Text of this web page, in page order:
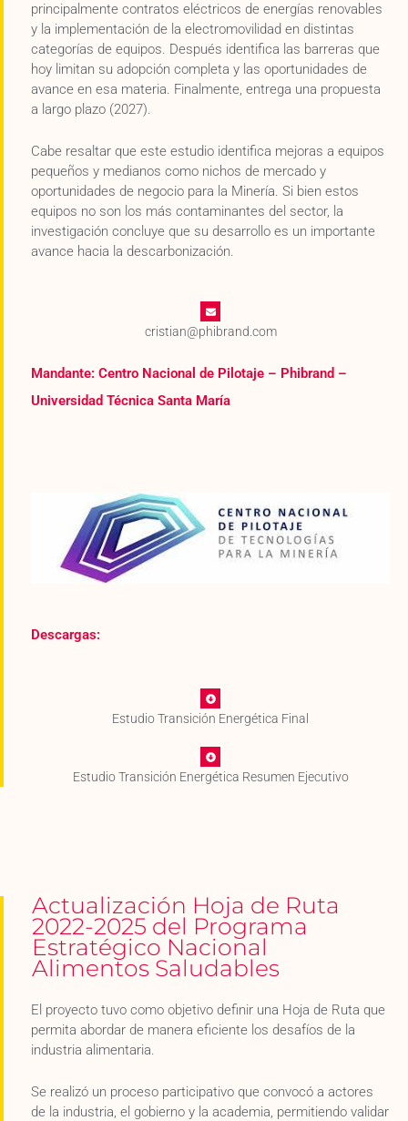
principalmente contratos eléctricos de energías renovables
y la implementación de la electromovilidad en distintas
categorías de equipos. Después identifica las barreras que
hoy limitan su adopción completa y las oportunidades de
avance en esa materia. Finalmente, entrega una propuesta
a largo plazo (2027).
Cabe resaltar que este estudio identifica mejoras a equipos
pequeños y medianos como nichos de mercado y
oportunidades de negocio para la Minería. Si bien estos
equipos no son los más contaminantes del sector, la
investigación concluye que su desarrollo es un importante
avance hacia la descarbonización.
cristian@phibrand.com
Mandante: Centro Nacional de Pilotaje – Phibrand –
Universidad Técnica Santa María
Descargas:
Estudio Transición Energética Final
Estudio Transición Energética Resumen Ejecutivo
Actualización Hoja de Ruta
2022-2025 del Programa
Estratégico Nacional
Alimentos Saludables
El proyecto tuvo como objetivo definir una Hoja de Ruta que
permita abordar de manera eficiente los desafíos de la
industria alimentaria.
Se realizó un proceso participativo que convocó a actores
de la industria, el gobierno y la academia, permitiendo validar